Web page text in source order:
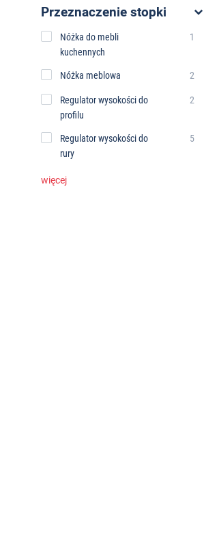
Przeznaczenie stopki
Nóżka do mebli
kuchennych
1
Nóżka meblowa 2
Regulator wysokości do
profilu
2
Regulator wysokości do
rury
5
więcej